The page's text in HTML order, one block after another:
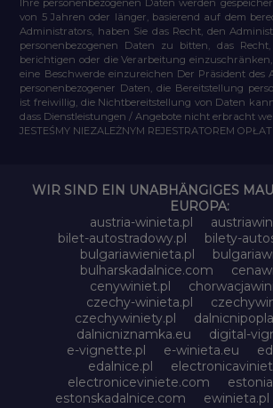
Ihre personenbezogenen Daten werden
von 5 Jahren oder länger, basierend auf dem
Administrators, haben Sie das Recht, den
personenbezogenen Daten zu bitten, das
berichtigen oder die Verarbeitung
eine Beschwerde einzureichen Der Präsident des
personenbezogener Daten, die Bereitstellung
ist freiwillig, die Nichtbereitstellung von Daten
dass Dienstleistungen / Angebote nicht erbracht
JESTEŚMY NIEZALEŻNYM REJESTRATOREM
WIR SIND EIN UNABHÄNGIGES
EUROPA:
austria-winieta.pl
bilet-autostradowy.pl
bilety-
bulgariawienieta.pl
bulharskadalnice.com
cenywiniet.pl
czechy-winieta.pl
czechywiniety.pl
dalnicniznamka.eu
digital-
e-vignette.pl
e-winieta.eu
edalnice.pl
electroniceviniete.com
estonskadalnice.com
ewinieta.pl